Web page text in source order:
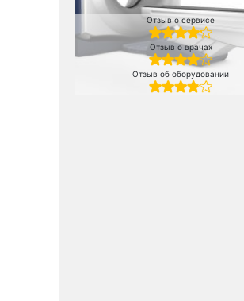
Отзыв о сервисе
Отзыв о врачах
Отзыв об оборудовании